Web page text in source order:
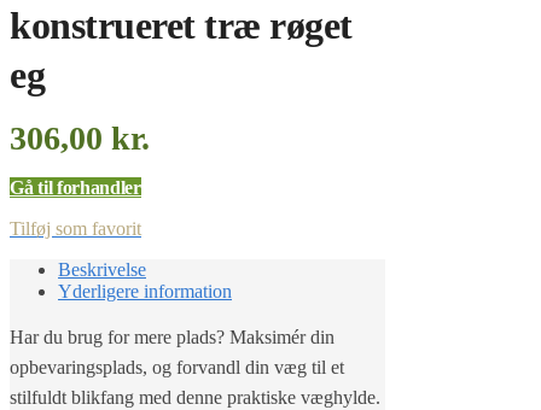
konstrueret træ røget
eg
306,00 kr.
Gå til forhandler
Tilføj som favorit
Beskrivelse
Yderligere information
Har du brug for mere plads? Maksimér din
opbevaringsplads, og forvandl din væg til et
stilfuldt blikfang med denne praktiske væghylde.